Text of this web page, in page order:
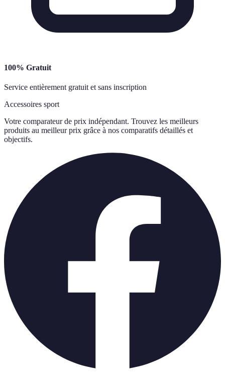
100% Gratuit
Service entièrement gratuit et sans inscription
Accessoires sport
Votre comparateur de prix indépendant. Trouvez les meilleurs
produits au meilleur prix grâce à nos comparatifs détaillés et
objectifs.